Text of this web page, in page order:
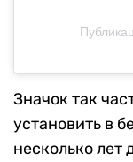
Значок так
установить в
несколько лет